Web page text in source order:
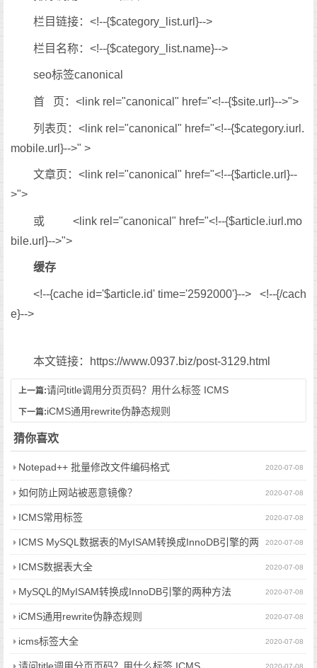
栏目链接：<!--{$category_list.url}-->
栏目名称：<!--{$category_list.name}-->
seo标签canonical
首 页： <link rel="canonical" href="<!--{$site.url}-->">
列表页：<link rel="canonical" href="<!--{$category.iurl.
mobile.url}-->" >
文章页：<link rel="canonical" href="<!--{$article.url}--
>">
或 <link rel="canonical" href="<!--{$article.iurl.mo
bile.url}-->">
缓存
<!--{cache id='$article.id' time='2592000'}--> <!--{/cach
e}-->
本文链接：https://www.0937.biz/post-3129.html
上一篇:请问title调用分页页码？用什么标签 ICMS
下一篇:iCMS通用rewrite伪静态规则
猜你喜欢
2020-07-08
Notepad++ 批量修改文件编码格式
2020-07-08
如何防止网站被恶意镜像？
2020-07-08
ICMS常用标签
2020-07-08
ICMS MySQL数据表的MyISAM转换成InnoDB引擎的两
种方法 2020-07-08
ICMS数据表大全
2020-07-08
MySQL的MyISAM转换成InnoDB引擎的两种方法
2020-07-08
iCMS通用rewrite伪静态规则
2020-07-08
icms标签大全
2020-07-08